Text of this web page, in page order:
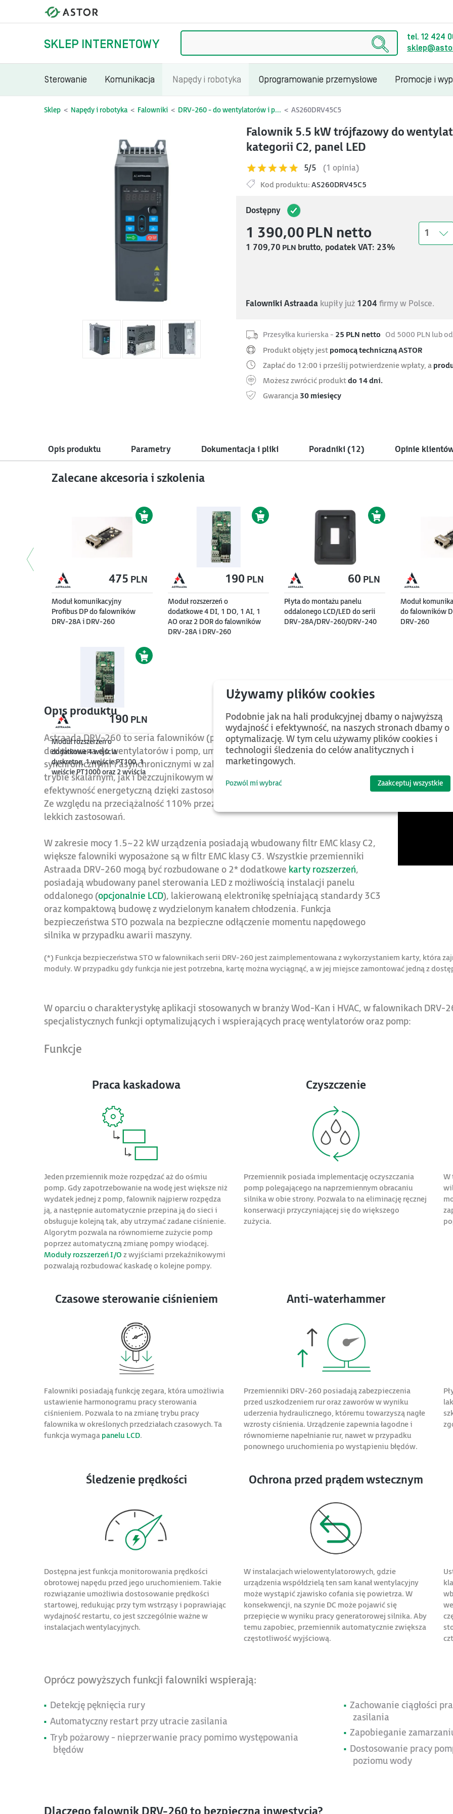
SKLEP INTERNETOWY
tel. 12 424
Sterowanie Komunikacja Napędy i robotyka Oprogramowanie przemysłowe Promocje i
Sklep Napędy i robotyka Falowniki DRV-260 - do wentylatorów i p... AS260DRV45C5
Falownik 5.5 kW trójfazowy do
kategorii C2, panel LED
5/5
(1 opinia)
Kod produktu: AS260DRV45C5
Dostępny
1
1 390,00 PLN netto
1 709,70 PLN brutto, podatek VAT: 23%
Falowniki Astraada kupiły już 1204 firmy w Polsce.
Przesyłka kurierska - 25 PLN netto Od 5000 PLN lub
Produkt objęty jest pomocą techniczną ASTOR
Zapłać do 12:00 i prześlij potwierdzenie wpłaty, a
Możesz zwrócić produktdo 14 dni.
Gwarancja 30 miesięcy
Opis produktu Parametry Dokumentacja i pliki Poradniki (12) Opinie
Zalecane akcesoria i szkolenia
Moduł komunikacyjny
Profibus DP do falowników
DRV-28A i DRV-260
475 PLN
Moduł rozszerzeń o
dodatkowe 4 DI, 1 DO, 1 AI, 1
AO oraz 2 DOR do falowników
DRV-28A i DRV-260
190 PLN
Płyta do montażu panelu
oddalonego LCD/LED do serii
DRV-28A/DRV-260/DRV-240
60 PLN
Moduł
do falowników
DRV-260
Moduł rozszerzeń o
dodatkowe 4 wejścia
dyskretne, 1 wejście PT100, 1
wejście PT1000 oraz 2 wyjścia
przekaźnikowe do serii DRV-
28A i DRV-260
190 PLN
Moduł komunikacyjny
CANopen + master/slave do
falowników DRV-28A i DRV-
650
Panel z wyświetlaczem LED dla
falowników Astraada DRV-260
188
Moduł rozszerzeń o
dodatkowe 2 wejścia cyfrowe
oraz 6 wyjść przekaźnikowych,
190
Panel z
falowników
Filtr sinusoidalny do falownika
o mocy 5.5 kW, zasilanie 3x
400V, 14A
940
Moduł komunikacyjny
Modbus TCP, Ethernet,
EtherNet/IP do serii DRV-28A,
650
Opis produktu
Astraada DRV-260 to seria falowników (przemienników częstotliwości)
dedykowana do wentylatorów i pomp, umożliwiająca sterowanie silnikami
synchronicznymi i asynchronicznymi w zakresie mocy 1.5~500 kW, zarówno w
trybie skalarnym, jak i bezczujnikowym wektorowym, zapewniając wysoką
efektywność energetyczną dzięki zastosowaniu trybu uśpienia i algorytmów ECO.
Ze względu na przeciążalność 110% przez 1 minutę nadają się również do innych
lekkich zastosowań.
W zakresie mocy 1.5~22 kW urządzenia posiadają wbudowany filtr EMC klasy C2,
większe falowniki wyposażone są w filtr EMC klasy C3. Wszystkie przemienniki
Astraada DRV-260 mogą być rozbudowane o 2* dodatkowe karty rozszerzeń,
posiadają wbudowany panel sterowania LED z możliwością instalacji panelu
oddalonego (opcjonalnie LCD), lakierowaną elektronikę spełniającą standardy 3C3
oraz kompaktową budowę z wydzielonym kanałem chłodzenia. Funkcja
bezpieczeństwa STO pozwala na bezpieczne odłączenie momentu napędowego
silnika w przypadku awarii maszyny.
(*) Funkcja bezpieczeństwa STO w falownikach serii DRV-260 jest zaimplementowana z wykorzystaniem karty, która
moduły. W przypadku gdy funkcja nie jest potrzebna, kartę można wyciągnąć, a w jej miejsce zamontować jedną z
W oparciu o charakterystykę aplikacji stosowanych w branży Wod-Kan i HVAC, w falownikach DRV-
specjalistycznych funkcji optymalizujących i wspierających pracę wentylatorów oraz pomp:
Funkcje
Praca kaskadowa
Jeden przemiennik może rozpędzać aż do ośmiu
pomp. Gdy zapotrzebowanie na wodę jest większe niż
wydatek jednej z pomp, falownik najpierw rozpędza
ją, a następnie automatycznie przepina ją do sieci i
obsługuje kolejną tak, aby utrzymać zadane ciśnienie.
Algorytm pozwala na równomierne zużycie pomp
poprzez automatyczną zmianę pompy wiodącej.
Moduły rozszerzeń I/O z wyjściami przekaźnikowymi
pozwalają rozbudować kaskadę o kolejne pompy.
Czyszczenie
Przemiennik posiada implementację oczyszczania
pomp polegającego na naprzemiennym obracaniu
silnika w obie strony. Pozwala to na eliminację ręcznej
konserwacji przyczyniającej się do większego
zużycia.
W
Czasowe sterowanie ciśnieniem
Falowniki posiadają funkcję zegara, która umożliwia
ustawienie harmonogramu pracy sterowania
ciśnieniem. Pozwala to na zmianę trybu pracy
falownika w określonych przedziałach czasowych. Ta
funkcja wymaga panelu LCD.
Anti-waterhammer
Przemienniki DRV-260 posiadają zabezpieczenia
przed uszkodzeniem rur oraz zaworów w wyniku
uderzenia hydraulicznego, któremu towarzyszą nagłe
wzrosty ciśnienia. Urządzenie zapewnia łagodne i
równomierne napełnianie rur, nawet w przypadku
ponownego uruchomienia po wystąpieniu błędów.
Śledzenie prędkości
Dostępna jest funkcja monitorowania prędkości
obrotowej napędu przed jego uruchomieniem. Takie
rozwiązanie umożliwia dostosowanie prędkości
startowej, redukując przy tym wstrząsy i poprawiając
wydajność restartu, co jest szczególnie ważne w
instalacjach wentylacyjnych.
Ochrona przed prądem wstecznym
W instalacjach wielowentylatorowych, gdzie
urządzenia współdzielą ten sam kanał wentylacyjny
może wystąpić zjawisko cofania się powietrza. W
konsekwencji, na szynie DC może pojawić się
przepięcie w wyniku pracy generatorowej silnika. Aby
temu zapobiec, przemiennik automatycznie zwiększa
częstotliwość wyjściową.
Oprócz powyższych funkcji falowniki wspierają:
Detekcję pęknięcia rury
Automatyczny restart przy utracie zasilania
Tryb pożarowy - nieprzerwanie pracy pomimo występowania
błędów
Zachowanie ciągłości
zasilania
Zapobieganie
Dostosowanie pracy
poziomu wody
Podobnie jak na hali produkcyjnej dbamy o najwyższą
wydajność i efektywność, na naszych stronach dbamy o
optymalizację. W tym celu używamy plików cookies i
technologii śledzenia do celów analitycznych i
marketingowych.
Pozwól mi wybrać Zaakceptuj wszystkie